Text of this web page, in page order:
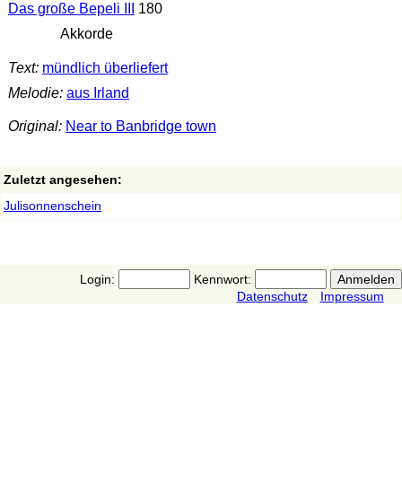
Das große Bepeli III
180
Akkorde
Text: mündlich überliefert
Melodie: aus Irland
Original: Near to Banbridge town
Zuletzt angesehen:
Julisonnenschein
Login:
Kennwort:
Datenschutz
Impressum